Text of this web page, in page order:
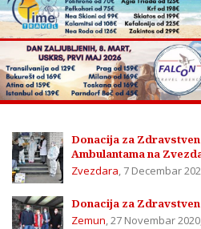
Donacija za
Ambulantama na
Zvezdara, 7 Decembar
Donacija za
Zemun,27 Novembar 2020